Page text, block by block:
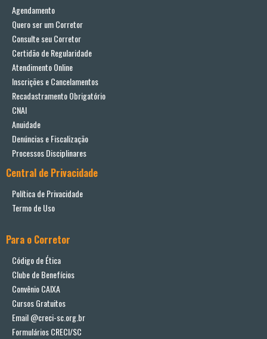
Agendamento
Quero ser um Corretor
Consulte seu Corretor
Certidão de Regularidade
Atendimento Online
Inscrições e Cancelamentos
Recadastramento Obrigatório
CNAI
Anuidade
Denúncias e Fiscalização
Processos Disciplinares
Central de Privacidade
Política de Privacidade
Termo de Uso
Para o Corretor
Código de Ética
Clube de Benefícios
Convênio CAIXA
Cursos Gratuitos
Email @creci-sc.org.br
Formulários CRECI/SC